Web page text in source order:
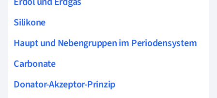
Silikone
Haupt und Nebengruppen im Periodensystem
Carbonate
Donator-Akzeptor-Prinzip